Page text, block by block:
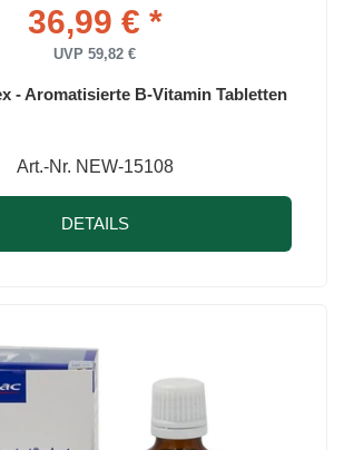
36,99 € *
UVP 59,82 €
- Aromatisierte B-Vitamin Tabletten
Art.-Nr. NEW-15108
DETAILS